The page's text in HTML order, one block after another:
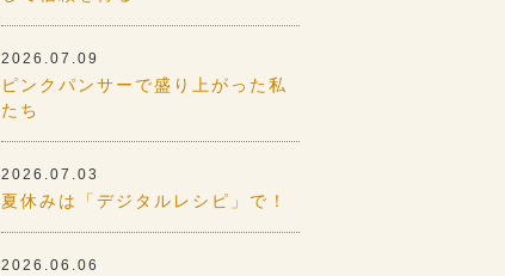
2026.07.09
ピンクパンサーで盛り上がった私
たち
2026.07.03
夏休みは「デジタルレシピ」で！
2026.06.06